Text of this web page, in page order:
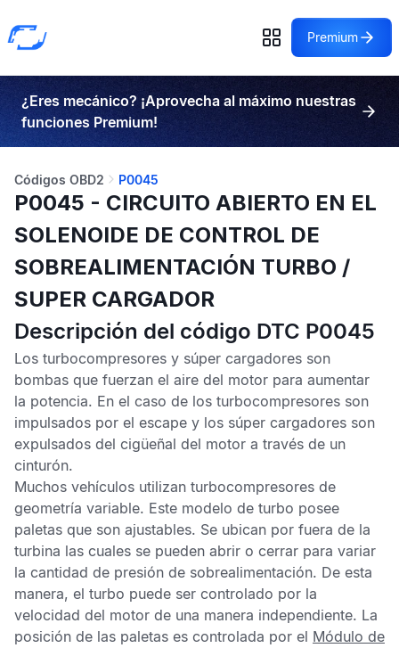
Premium
¿Eres mecánico? ¡Aprovecha al máximo nuestras
funciones Premium!
Códigos OBD2 P0045
P0045 - CIRCUITO ABIERTO EN EL
SOLENOIDE DE CONTROL DE
SOBREALIMENTACIÓN TURBO /
SUPER CARGADOR
Descripción del código DTC P0045
Los turbocompresores y súper cargadores son
bombas que fuerzan el aire del motor para aumentar
la potencia. En el caso de los turbocompresores son
impulsados por el escape y los súper cargadores son
expulsados del cigüeñal del motor a través de un
cinturón.
Muchos vehículos utilizan turbocompresores de
geometría variable. Este modelo de turbo posee
paletas que son ajustables. Se ubican por fuera de la
turbina las cuales se pueden abrir o cerrar para variar
la cantidad de presión de sobrealimentación. De esta
manera, el turbo puede ser controlado por la
velocidad del motor de una manera independiente. La
posición de las paletas es controlada por el Módulo de